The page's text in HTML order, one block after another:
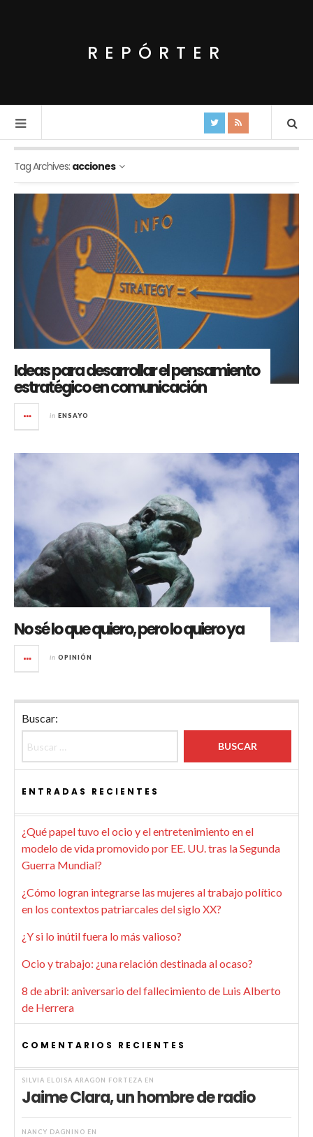
REPÓRTER
Tag Archives: acciones
Ideas para desarrollar el pensamiento
estratégico en comunicación
in ENSAYO
No sé lo que quiero, pero lo quiero ya
in OPINIÓN
Buscar:
ENTRADAS RECIENTES
¿Qué papel tuvo el ocio y el entretenimiento en el
modelo de vida promovido por EE. UU. tras la Segunda
Guerra Mundial?
¿Cómo logran integrarse las mujeres al trabajo político
en los contextos patriarcales del siglo XX?
¿Y si lo inútil fuera lo más valioso?
Ocio y trabajo: ¿una relación destinada al ocaso?
8 de abril: aniversario del fallecimiento de Luis Alberto
de Herrera
COMENTARIOS RECIENTES
SILVIA ELOISA ARAGÓN FORTEZA EN
Jaime Clara, un hombre de radio
NANCY DAGNINO EN